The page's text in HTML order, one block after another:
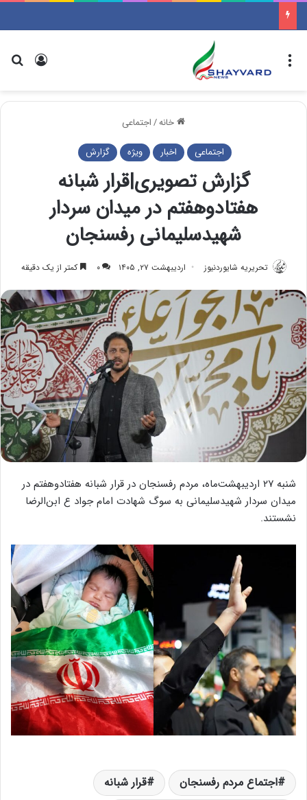
ورود
خانه/اجتماعی
اجتماعی اخبار ویژه گزارش
گزارش تصویری|قرار شبانه
هفتادوهفتم در میدان سردار
شهیدسلیمانی رفسنجان
تحریریه شایوردنیوز اردیبهشت ۲۷, ۱۴۰۵ ۰ کمتر از یک دقیقه
شنبه ۲۷ اردیبهشت‌ماه، مردم رفسنجان در قرار شبانه هفتادوهفتم در
میدان سردار شهیدسلیمانی به سوگ شهادت امام جواد ع ابن‌الرضا
نشستند.
اجتماع مردم رفسنجان
قرار شبانه